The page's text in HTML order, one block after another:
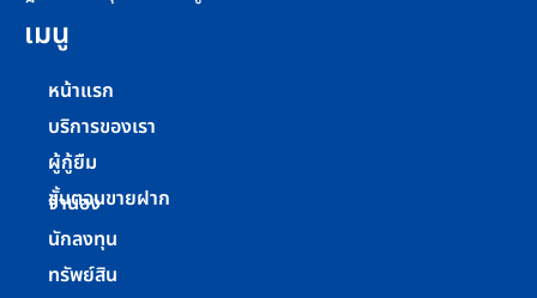
เมนู
หน้าแรก
บริการของเรา
ผู้กู้ยืม
ขั้นตอนขายฝาก
จำนอง
นักลงทุน
ทรัพย์สิน